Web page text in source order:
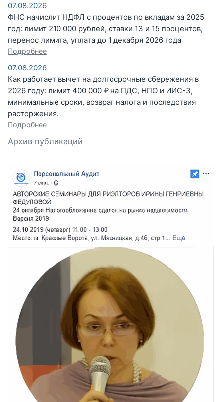
07.08.2026
ФНС начислит НДФЛ с процентов по вкладам за 2025
год: лимит 210 000 рублей, ставки 13 и 15 процентов,
перенос лимита, уплата до 1 декабря 2026 года
Подробнее
07.08.2026
Как работает вычет на долгосрочные сбережения в
2026 году: лимит 400 000 ₽ на ПДС, НПО и ИИС-3,
минимальные сроки, возврат налога и последствия
расторжения.
Подробнее
Архив публикаций